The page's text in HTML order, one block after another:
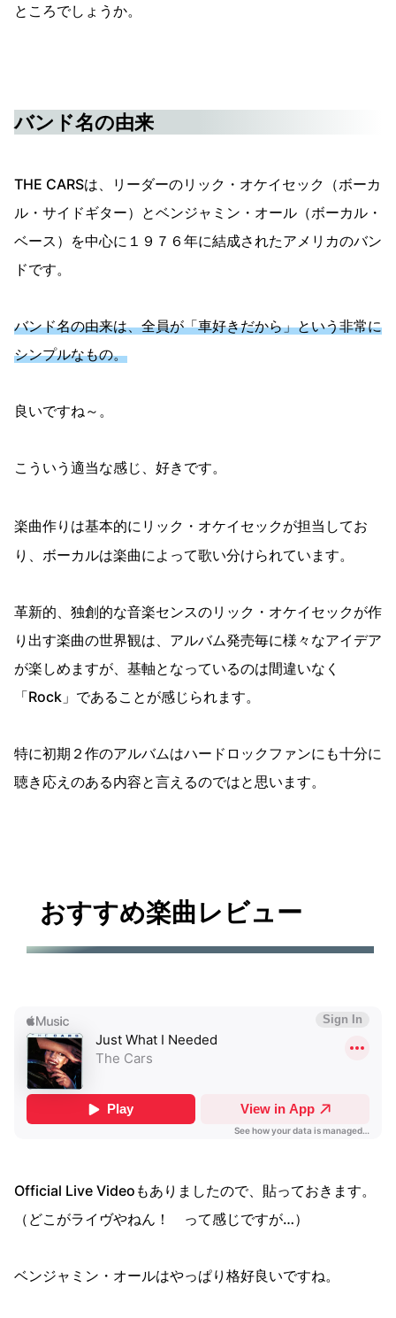
ところでしょうか。
バンド名の由来
THE CARSは、リーダーのリック・オケイセック（ボーカ
ル・サイドギター）とベンジャミン・オール（ボーカル・
ベース）を中心に１９７６年に結成されたアメリカのバン
ドです。
バンド名の由来は、全員が「車好きだから」という非常に
シンプルなもの。
良いですね～。
こういう適当な感じ、好きです。
楽曲作りは基本的にリック・オケイセックが担当してお
り、ボーカルは楽曲によって歌い分けられています。
革新的、独創的な音楽センスのリック・オケイセックが作
り出す楽曲の世界観は、アルバム発売毎に様々なアイデア
が楽しめますが、基軸となっているのは間違いなく
「Rock」であることが感じられます。
特に初期２作のアルバムはハードロックファンにも十分に
聴き応えのある内容と言えるのではと思います。
おすすめ楽曲レビュー
Official Live Videoもありましたので、貼っておきます。
（どこがライヴやねん！ って感じですが…）
ベンジャミン・オールはやっぱり格好良いですね。